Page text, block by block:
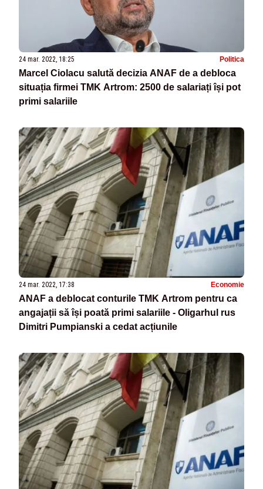
24 mar. 2022, 18:25 Politica
Marcel Ciolacu salută decizia ANAF de a debloca
situația firmei TMK Artrom: 2500 de salariați își pot
primi salariile
24 mar. 2022, 17:38 Economie
ANAF a deblocat conturile TMK Artrom pentru ca
angajații să își poată primi salariile - Oligarhul rus
Dimitri Pumpianski a cedat acțiunile